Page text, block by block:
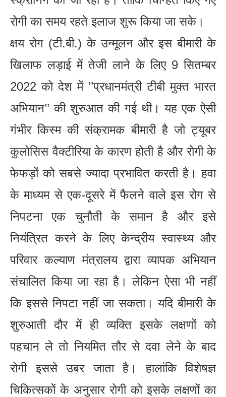
रोगी का समय रहते इलाज शुरू किया जा सके।
क्षय रोग (टी.बी.) के उन्मूलन और इस बीमारी के
खिलाफ लड़ाई में तेजी लाने के लिए 9 सितम्बर
2022 को देश में ’’प्रधानमंत्री टीबी मुक्त भारत
अभियान’’ की शुरुआत की गई थी। यह एक ऐसी
गंभीर किस्म की संक्रामक बीमारी है जो ट्यूबर
कुलोसिस वैक्टीरिया के कारण होती है और रोगी के
फेफड़ों को सबसे ज्यादा प्रभावित करती है। हवा
के माध्यम से एक-दूसरे में फैलने वाले इस रोग से
निपटना एक चुनौती के समान है और इसे
नियंत्रित करने के लिए केन्द्रीय स्वास्थ्य और
परिवार कल्याण मंत्रालय द्वारा व्यापक अभियान
संचालित किया जा रहा है। लेकिन ऐसा भी नहीं
कि इससे निपटा नहीं जा सकता। यदि बीमारी के
शुरुआती दौर में ही व्यक्ति इसके लक्षणों को
पहचान ले तो नियमित तौर से दवा लेने के बाद
रोगी इससे उबर जाता है। हालांकि विशेषज्ञ
चिकित्सकों के अनुसार रोगी को इसके लक्षणों का